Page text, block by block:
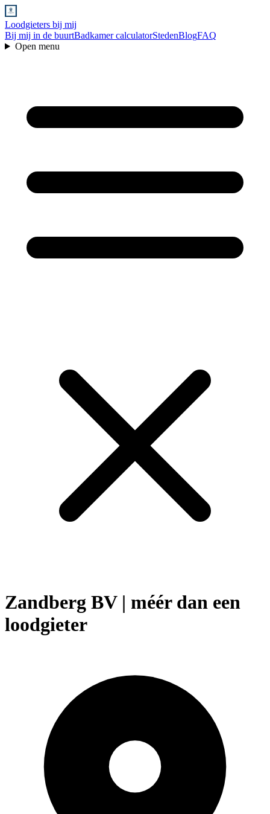
Loodgieters bij mij
Bij mij in de buurtBadkamer calculatorStedenBlogFAQ
Open menu
Zandberg BV | méér dan een
loodgieter